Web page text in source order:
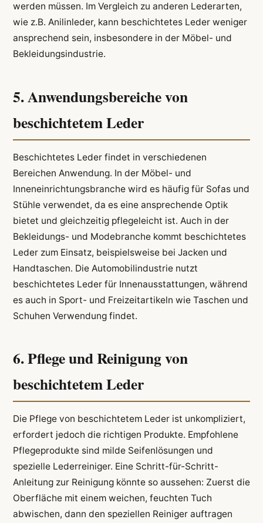
werden müssen. Im Vergleich zu anderen Lederarten,
wie z.B. Anilinleder, kann beschichtetes Leder weniger
ansprechend sein, insbesondere in der Möbel- und
Bekleidungsindustrie.
5. Anwendungsbereiche von
beschichtetem Leder
Beschichtetes Leder findet in verschiedenen
Bereichen Anwendung. In der Möbel- und
Inneneinrichtungsbranche wird es häufig für Sofas und
Stühle verwendet, da es eine ansprechende Optik
bietet und gleichzeitig pflegeleicht ist. Auch in der
Bekleidungs- und Modebranche kommt beschichtetes
Leder zum Einsatz, beispielsweise bei Jacken und
Handtaschen. Die Automobilindustrie nutzt
beschichtetes Leder für Innenausstattungen, während
es auch in Sport- und Freizeitartikeln wie Taschen und
Schuhen Verwendung findet.
6. Pflege und Reinigung von
beschichtetem Leder
Die Pflege von beschichtetem Leder ist unkompliziert,
erfordert jedoch die richtigen Produkte. Empfohlene
Pflegeprodukte sind milde Seifenlösungen und
spezielle Lederreiniger. Eine Schritt-für-Schritt-
Anleitung zur Reinigung könnte so aussehen: Zuerst die
Oberfläche mit einem weichen, feuchten Tuch
abwischen, dann den speziellen Reiniger auftragen